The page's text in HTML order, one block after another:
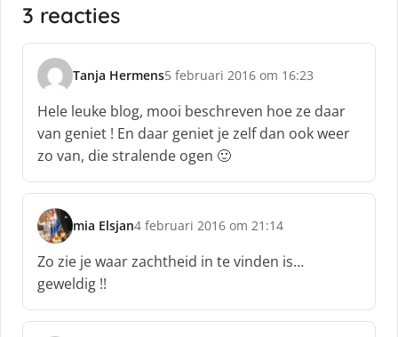
3 reacties
Tanja Hermens
s
c
h
r
e
e
f
:
5 februari 2016 om 16:23
Hele leuke blog, mooi beschreven hoe ze daar
van geniet ! En daar geniet je zelf dan ook weer
zo van, die stralende ogen 🙂
mia Elsjan
s
c
h
r
e
4 februari 2016 om 21:14
Zo zie je waar zachtheid in te vinden is…
geweldig !!